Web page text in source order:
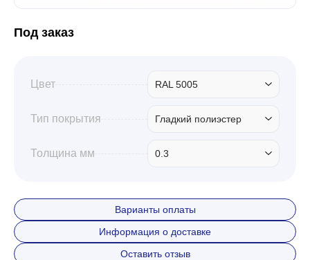
Профили для гипсокартона
Под заказ
Цвет RAL 5005
Тип покрытия Гладкий полиэстер
Толщина мм 0.3
Варианты оплаты
Информация о доставке
Оставить отзыв